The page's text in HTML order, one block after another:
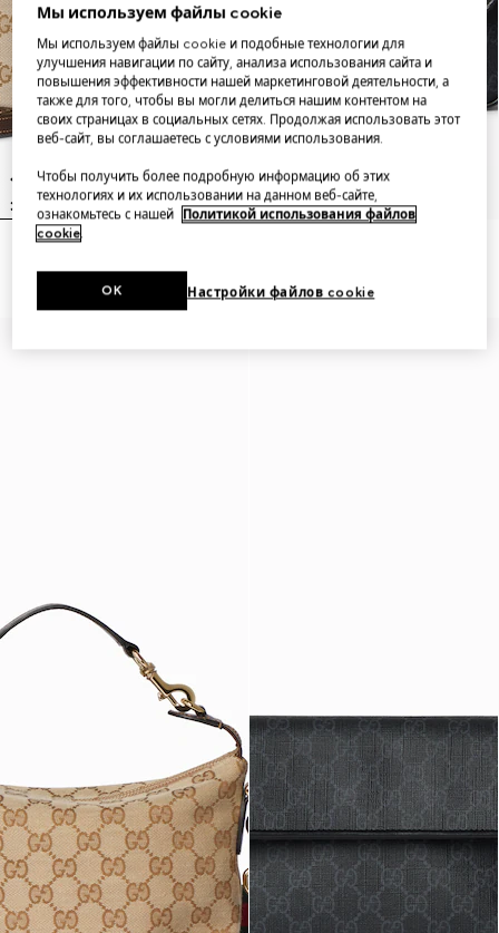
Мы используем файлы cookie
Мы используем файлы cookie и подобные технологии для
улучшения навигации по сайту, анализа использования сайта и
повышения эффективности нашей маркетинговой деятельности, а
также для того, чтобы вы могли делиться нашим контентом на
своих страницах в социальных сетях. Продолжая использовать этот
веб-сайт, вы соглашаетесь с условиями использования.
Чтобы получить более подробную информацию об этих
технологиях и их использовании на данном веб-сайте,
ознакомьтесь с нашей
Политикой использования файлов
cookie.
Настройки файлов cookie
OK